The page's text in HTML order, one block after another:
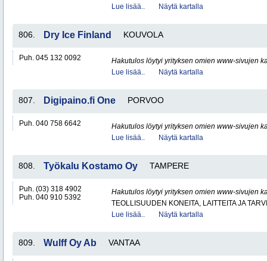
Lue lisää..
Näytä kartalla
806. Dry Ice Finland KOUVOLA
Puh. 045 132 0092
Hakutulos löytyi yrityksen omien www-sivujen
Lue lisää..
Näytä kartalla
807. Digipaino.fi One PORVOO
Puh. 040 758 6642
Hakutulos löytyi yrityksen omien www-sivujen
Lue lisää..
Näytä kartalla
808. Työkalu Kostamo Oy TAMPERE
Puh. (03) 318 4902
Puh. 040 910 5392
Hakutulos löytyi yrityksen omien www-sivujen
TEOLLISUUDEN KONEITA, LAITTEITA JA
Lue lisää..
Näytä kartalla
809. Wulff Oy Ab VANTAA